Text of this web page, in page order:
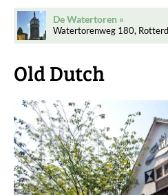
De Watertoren
Watertorenweg 180,
Old Dutch